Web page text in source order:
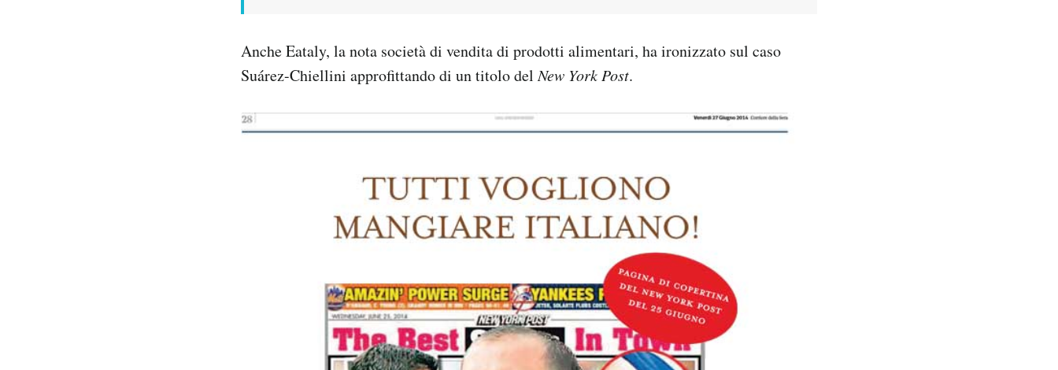
Anche Eataly, la nota società di vendita di prodotti alimentari, ha ironizzato sul caso
Suárez-Chiellini approfittando di un titolo delNew York Post.